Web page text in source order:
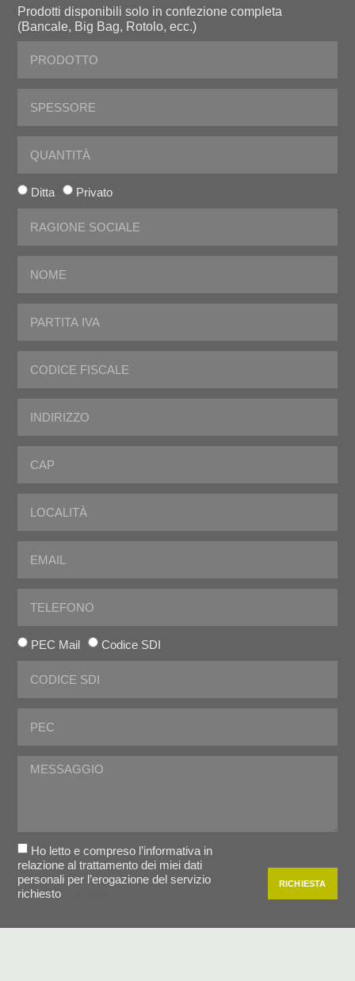
Prodotti disponibili solo in confezione completa
(Bancale, Big Bag, Rotolo, ecc.)
Ditta Privato
PEC Mail Codice SDI
Ho letto e compreso l’informativa in
relazione al trattamento dei miei dati
personali per l’erogazione del servizio
richiesto
RICHIESTA